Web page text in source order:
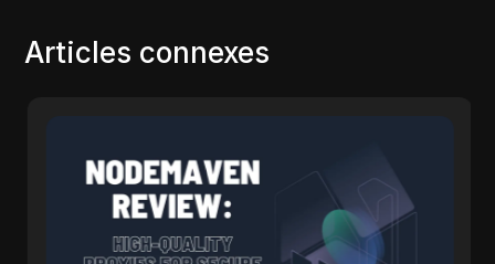
Articles connexes